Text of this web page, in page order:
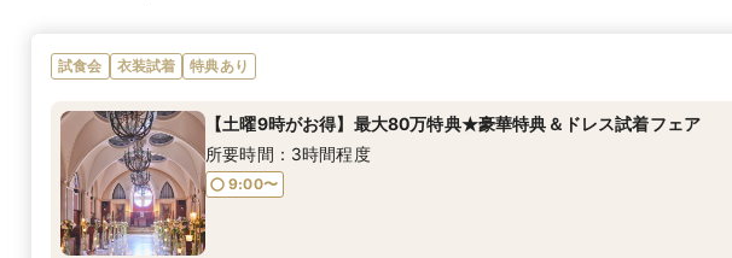
試食会 衣装試着 特典あり
【土曜9時がお得】最大80万特典★豪華特典＆ドレス試着フェア
所要時間：3時間程度
9:00〜